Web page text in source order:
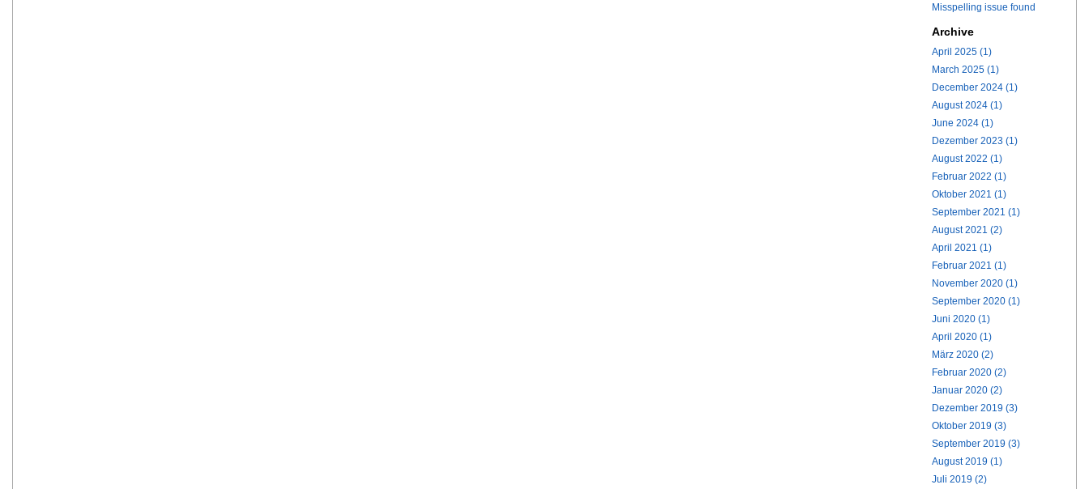
Misspelling issue found
Archive
April 2025 (1)
March 2025 (1)
December 2024 (1)
August 2024 (1)
June 2024 (1)
Dezember 2023 (1)
August 2022 (1)
Februar 2022 (1)
Oktober 2021 (1)
September 2021 (1)
August 2021 (2)
April 2021 (1)
Februar 2021 (1)
November 2020 (1)
September 2020 (1)
Juni 2020 (1)
April 2020 (1)
März 2020 (2)
Februar 2020 (2)
Januar 2020 (2)
Dezember 2019 (3)
Oktober 2019 (3)
September 2019 (3)
August 2019 (1)
Juli 2019 (2)